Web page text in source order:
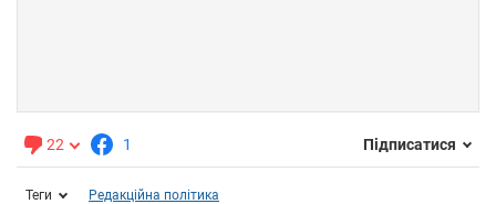
22 1 Підписатися
Теги Редакційна політика